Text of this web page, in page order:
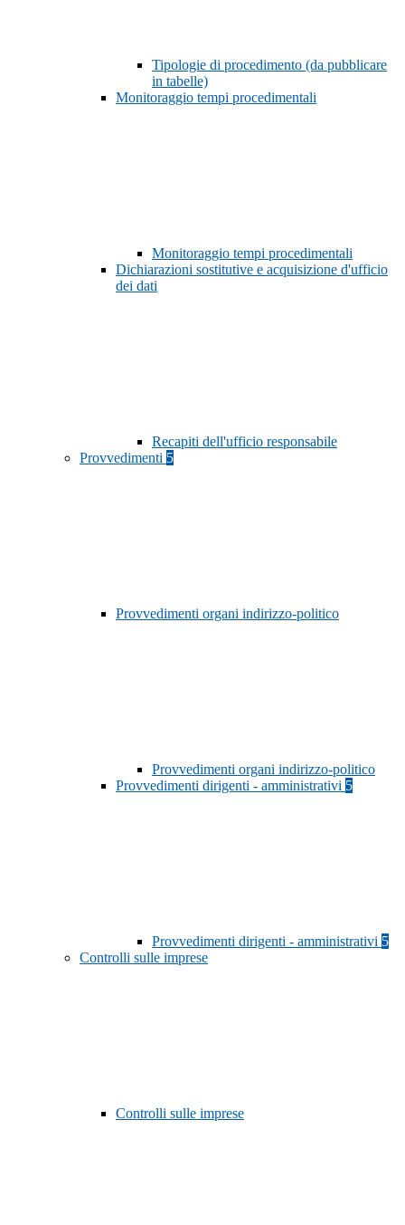
Tipologie di procedimento (da pubblicare
in tabelle)
Monitoraggio tempi procedimentali
Monitoraggio tempi procedimentali
Dichiarazioni sostitutive e acquisizione d'ufficio
dei dati
Recapiti dell'ufficio responsabile
Provvedimenti 5
Provvedimenti organi indirizzo-politico
Provvedimenti organi indirizzo-politico
Provvedimenti dirigenti - amministrativi 5
Provvedimenti dirigenti - amministrativi 5
Controlli sulle imprese
Controlli sulle imprese